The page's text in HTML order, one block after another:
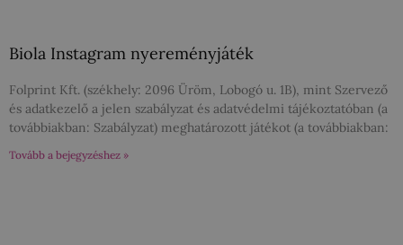
Biola Instagram nyereményjáték
Folprint Kft. (székhely: 2096 Üröm, Lobogó u. 1B), mint Szervező
és adatkezelő a jelen szabályzat és adatvédelmi tájékoztatóban (a
továbbiakban: Szabályzat) meghatározott játékot (a továbbiakban:
Tovább a bejegyzéshez »